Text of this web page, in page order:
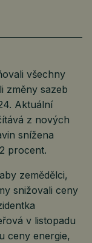
všechny
změny sazeb
Aktuální
z nových
snížena
procent.
zemědělci,
snižovali ceny
v listopadu
ceny energie,